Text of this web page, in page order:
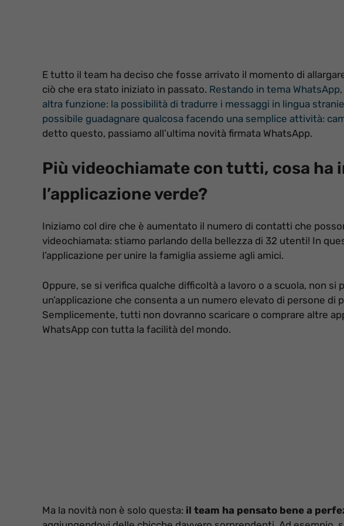
E tutto il team ha deciso che fosse arrivato il momento di
ciò che era stato iniziato in passato. Restando in tema
altra funzione: la possibilità di tradurre i messaggi in lingua
possibile guadagnare qualcosa facendo una semplice attività:
detto questo, passiamo all’ultima novità firmata WhatsApp.
Più videochiamate con tutti, cosa ha
l’applicazione verde?
Iniziamo col dire che è aumentato il numero di contatti che
videochiamata: stiamo parlando della bellezza di 32 utenti! In
l’applicazione per unire la famiglia assieme agli amici.
Oppure, se si verifica qualche difficoltà a lavoro o a scuola, non si
un’applicazione che consenta a un numero elevato di persone di
Semplicemente, tutti non dovranno scaricare o comprare altre
WhatsApp con tutta la facilità del mondo.
Ma la novità non è solo questa: il team ha pensato bene a